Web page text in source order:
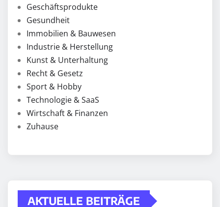
Geschäftsprodukte
Gesundheit
Immobilien & Bauwesen
Industrie & Herstellung
Kunst & Unterhaltung
Recht & Gesetz
Sport & Hobby
Technologie & SaaS
Wirtschaft & Finanzen
Zuhause
AKTUELLE BEITRÄGE